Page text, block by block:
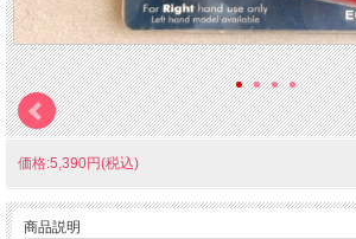
価格:5,390円(税込)
商品説明